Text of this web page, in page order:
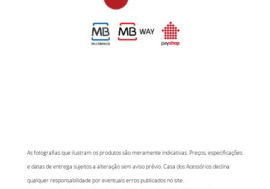
As fotografias que ilustram os produtos são meramente indicativas. Preços, especificações
e datas de entrega sujeitos a alteração sem aviso prévio. Casa dos Acessórios declina
qualquer responsabilidade por eventuais erros publicados no site.